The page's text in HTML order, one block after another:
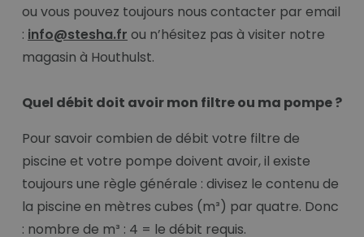
ou vous pouvez toujours nous contacter par email
: info@stesha.fr ou n’hésitez pas à visiter notre
magasin à Houthulst.
Quel débit doit avoir mon filtre ou ma pompe ?
Pour savoir combien de débit votre filtre de
piscine et votre pompe doivent avoir, il existe
toujours une règle générale : divisez le contenu de
la piscine en mètres cubes (m³) par quatre. Donc
: nombre de m³ : 4 = le débit requis.